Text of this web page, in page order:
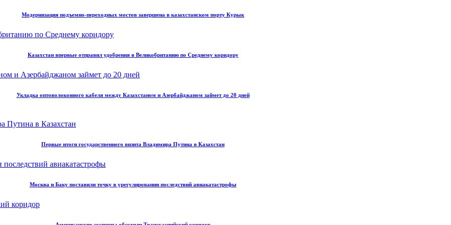
Модернизация подъемно-переходных мостов завершена в казахстанском порту Курык
Казахстан впервые отправил удобрения в Великобританию по Среднему коридору
Укладка оптоволоконного кабеля между Казахстаном и Азербайджаном займет до 20 дней
Первые итоги государственного визита Владимира Путина в Казахстан
Москва и Баку поставили точку в урегулировании последствий авиакатастрофы